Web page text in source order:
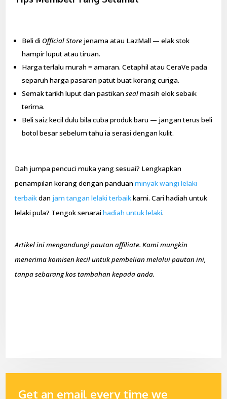
Beli di Official Storejenama atau LazMall — elak stok
hampir luput atau tiruan.
Harga terlalu murah = amaran. Cetaphil atau CeraVe pada
separuh harga pasaran patut buat korang curiga.
Semak tarikh luput dan pastikan sealmasih elok sebaik
terima.
Beli saiz kecil dulu bila cuba produk baru — jangan terus beli
botol besar sebelum tahu ia serasi dengan kulit.
Dah jumpa pencuci muka yang sesuai? Lengkapkan
penampilan korang dengan panduanminyak wangi lelaki
terbaikdan jam tangan lelaki terbaikkami. Cari hadiah untuk
lelaki pula? Tengok senaraihadiah untuk lelaki.
Artikel ini mengandungi pautan affiliate. Kami mungkin
menerima komisen kecil untuk pembelian melalui pautan ini,
tanpa sebarang kos tambahan kepada anda.
Get an email every time we